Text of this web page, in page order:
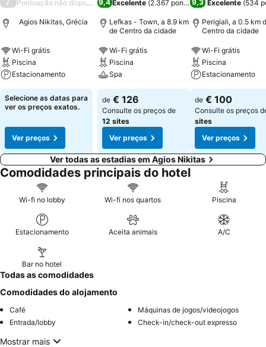
/ Pontuação não disponível
Agios Nikitas, Grécia
Wi-Fi grátis
Piscina
Estacionamento
Selecione as datas para
ver os preços exatos.
Ver preços
9,4 Excelente (2.367 pontuações)
Lefkas - Town, a 8.9 km
de Centro da cidade
Wi-Fi grátis
Piscina
Spa
de € 126
Consulte os preços de
12 sites
Ver preços
9,3 Excelente (534
Perigiali, a 0.5 km
Centro da cidade
Wi-Fi grátis
Piscina
Estacionamento
de € 100
Consulte os preços
sites
Ver preços
Ver todas as estadias em Agios Nikitas
Comodidades principais do hotel
Wi-fi no lobby Wi-fi nos quartos Piscina
Estacionamento Aceita animais A/C
Bar no hotel
Todas as comodidades
Comodidades do alojamento
Café
Máquinas de jogos/videojogos
Entrada/lobby
Check-in/check-out expresso
Mostrar mais